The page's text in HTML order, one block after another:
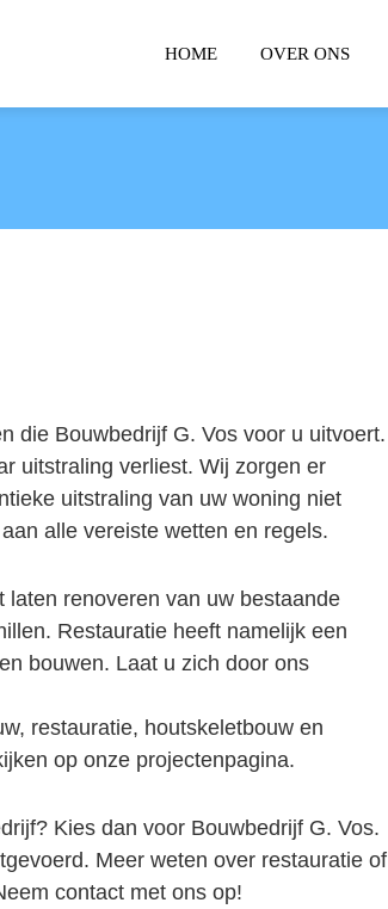
HOME OVER ONS
die Bouwbedrijf G. Vos voor u uitvoert.
uitstraling verliest. Wij zorgen er
uitstraling van uw woning niet
alle vereiste wetten en regels.
renoveren van uw bestaande
Restauratie heeft namelijk een
bouwen. Laat u zich door ons
restauratie, houtskeletbouw en
op onze projectenpagina.
Kies dan voor Bouwbedrijf G. Vos.
Meer weten over restauratie of
contact met ons op!